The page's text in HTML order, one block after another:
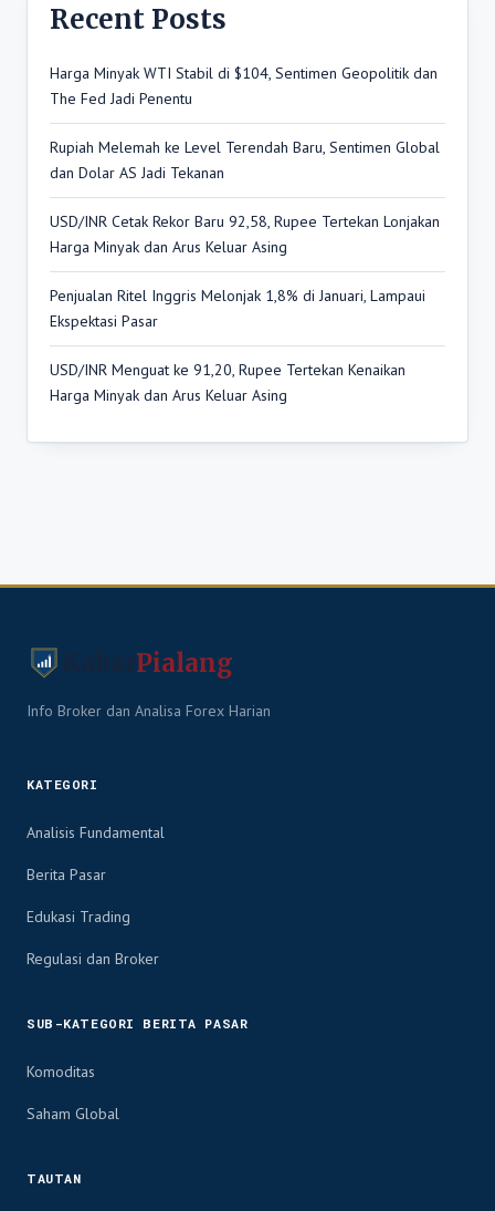
Recent Posts
Harga Minyak WTI Stabil di $104, Sentimen Geopolitik dan
The Fed Jadi Penentu
Rupiah Melemah ke Level Terendah Baru, Sentimen Global
dan Dolar AS Jadi Tekanan
USD/INR Cetak Rekor Baru 92,58, Rupee Tertekan Lonjakan
Harga Minyak dan Arus Keluar Asing
Penjualan Ritel Inggris Melonjak 1,8% di Januari, Lampaui
Ekspektasi Pasar
USD/INR Menguat ke 91,20, Rupee Tertekan Kenaikan
Harga Minyak dan Arus Keluar Asing
Pialang
Info Broker dan Analisa Forex Harian
KATEGORI
Analisis Fundamental
Berita Pasar
Edukasi Trading
Regulasi dan Broker
SUB-KATEGORI BERITA PASAR
Komoditas
Saham Global
TAUTAN